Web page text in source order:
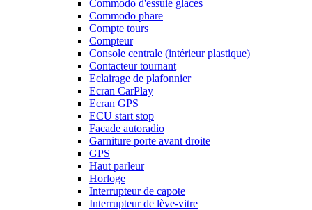
Commodo d'essuie glaces
Commodo phare
Compte tours
Compteur
Console centrale (intérieur plastique)
Contacteur tournant
Eclairage de plafonnier
Ecran CarPlay
Ecran GPS
ECU start stop
Facade autoradio
Garniture porte avant droite
GPS
Haut parleur
Horloge
Interrupteur de capote
Interrupteur de lève-vitre